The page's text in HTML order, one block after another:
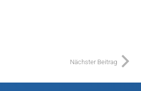
Nächster Beitrag